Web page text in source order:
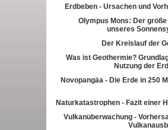
Erdbeben - Ursachen und
Olympus Mons: Der
unseres
Der Kreislauf der
Was ist Geothermie?
Nutzung der
Novopangäa - Die Erde in 250
Naturkatastrophen - Fazit einer
Vulkanüberwachung -